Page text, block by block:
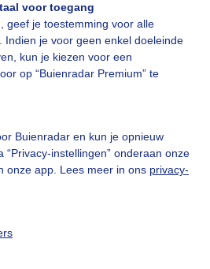
voor toegang
geef je toestemming voor alle
Indien je voor geen enkel doeleinde
kun je kiezen voor een
op “Buienradar Premium” te
Buienradar en kun je opnieuw
instellingen” onderaan onze
onze app. Lees meer in ons privacy-